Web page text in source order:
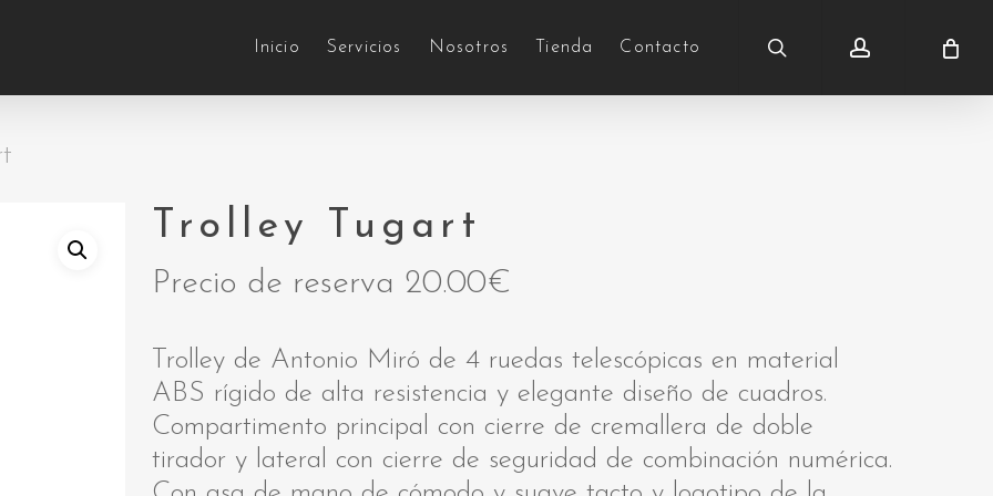
Inicio Servicios Nosotros Tienda Contacto
Trolley Tugart
Precio de reserva 20.00€
Trolley de Antonio Miró de 4 ruedas telescópicas en material
ABS rígido de alta resistencia y elegante diseño de cuadros.
Compartimento principal con cierre de cremallera de doble
tirador y lateral con cierre de seguridad de combinación numérica.